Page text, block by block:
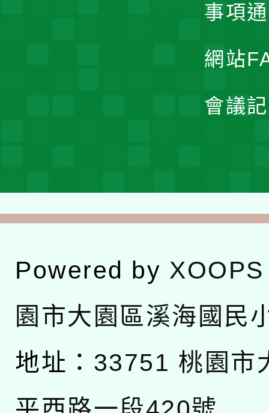
事項
網站
會議
Powered by XOOPS
園市大園區溪海國民
地址： 33751 桃園市